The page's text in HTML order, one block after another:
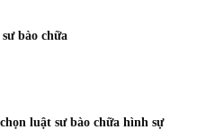
bào chữa
luật sư bào chữa hình sự